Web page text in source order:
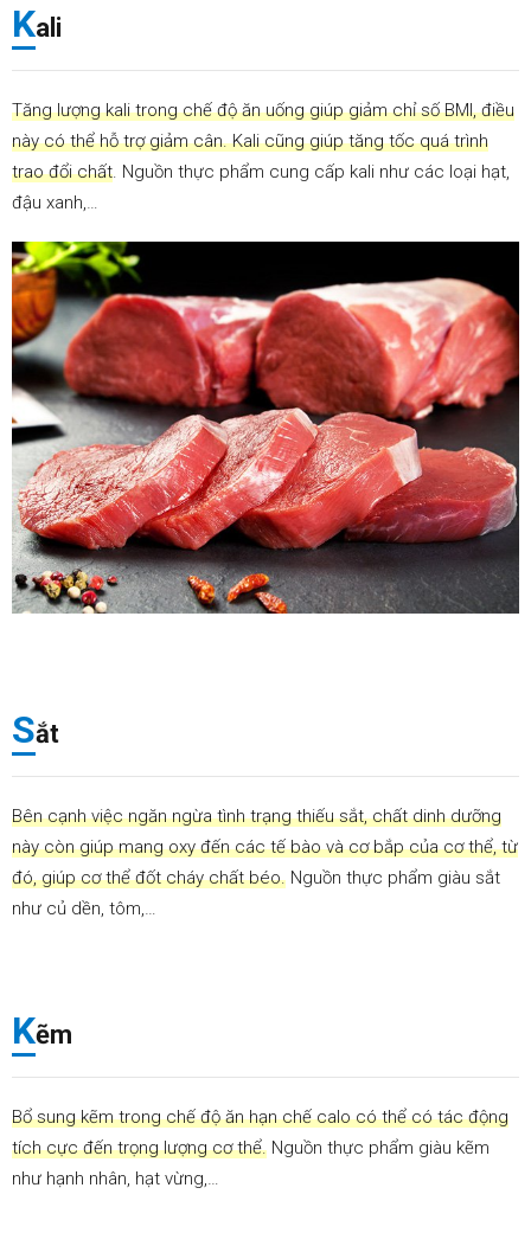
Kali
Tăng lượng kali trong chế độ ăn uống giúp giảm chỉ số BMI, điều
này có thể hỗ trợ giảm cân. Kali cũng giúp tăng tốc quá trình
trao đổi chất. Nguồn thực phẩm cung cấp kali như các loại hạt,
đậu xanh,…
Sắt
Bên cạnh việc ngăn ngừa tình trạng thiếu sắt, chất dinh dưỡng
này còn giúp mang oxy đến các tế bào và cơ bắp của cơ thể, từ
đó, giúp cơ thể đốt cháy chất béo. Nguồn thực phẩm giàu sắt
như củ dền, tôm,…
Kẽm
Bổ sung kẽm trong chế độ ăn hạn chế calo có thể có tác động
tích cực đến trọng lượng cơ thể. Nguồn thực phẩm giàu kẽm
như hạnh nhân, hạt vừng,…